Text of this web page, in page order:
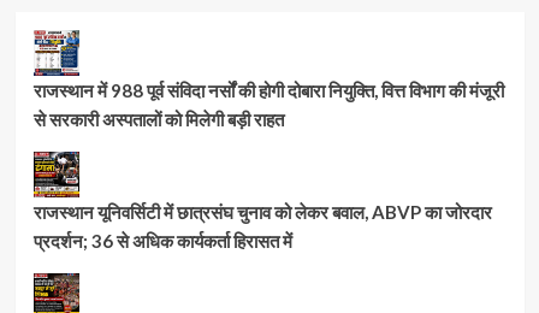
राजस्थान में 988 पूर्व संविदा नर्सों की होगी दोबारा नियुक्ति, वित्त विभाग की मंजूरी
से सरकारी अस्पतालों को मिलेगी बड़ी राहत
राजस्थान यूनिवर्सिटी में छात्रसंघ चुनाव को लेकर बवाल, ABVP का जोरदार
प्रदर्शन; 36 से अधिक कार्यकर्ता हिरासत में